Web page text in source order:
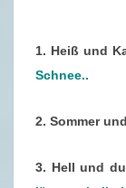
1. Heiß und
Schnee..
2. Sommer
3. Hell und